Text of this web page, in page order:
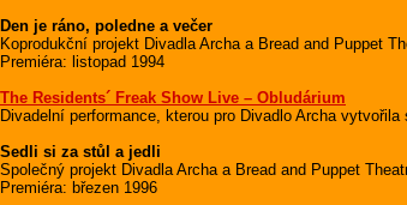
Den je ráno, poledne a večer
Koprodukční projekt Divadla Archa a Bread and Puppet
Premiéra: listopad 1994
The Residents´ Freak Show Live – Obludárium
Divadelní performance, kterou pro Divadlo Archa
Sedli si za stůl a jedli
Společný projekt Divadla Archa a Bread and Puppet
Premiéra: březen 1996